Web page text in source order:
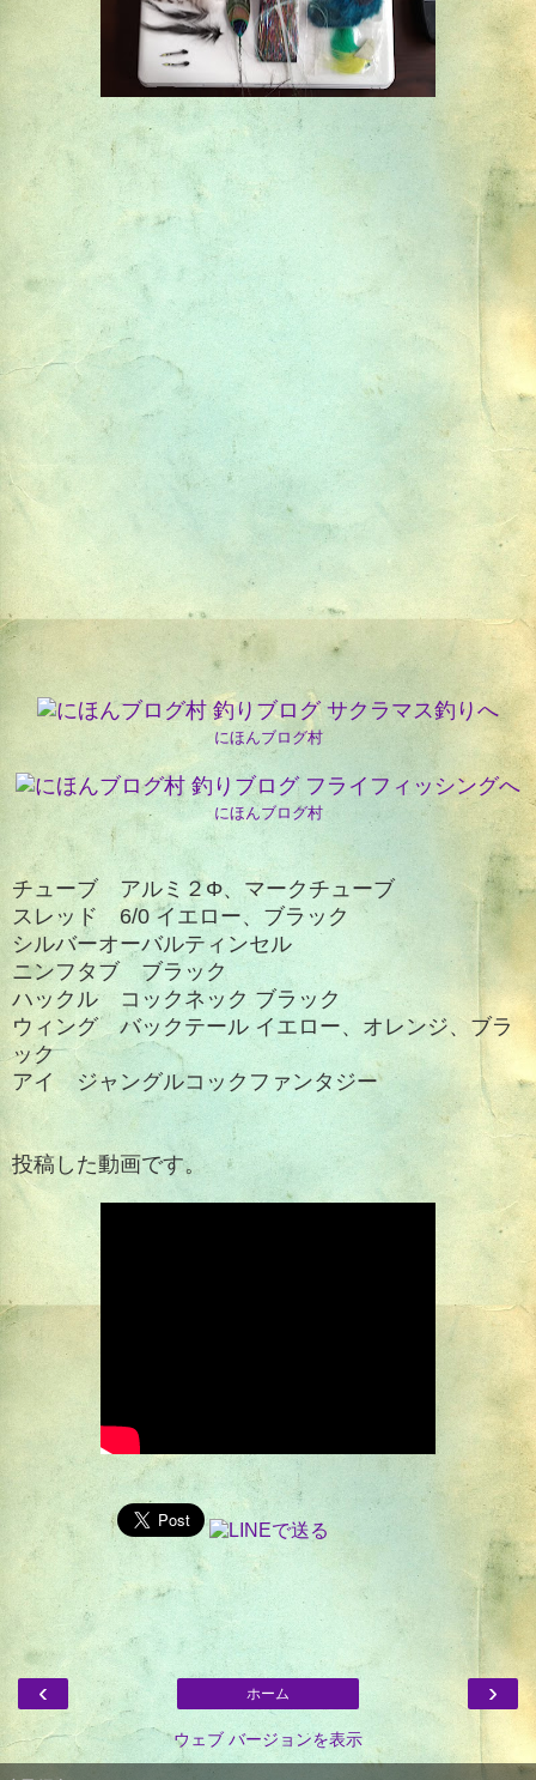
にほんブログ村
にほんブログ村
チューブ アルミ２Φ、マークチューブ
スレッド 6/0 イエロー、ブラック
シルバーオーバルティンセル
ニンフタブ ブラック
ハックル コックネック ブラック
ウィング バックテール イエロー、オレンジ、ブラ
ック
アイ ジャングルコックファンタジー
投稿した動画です。
‹ ›
ホーム
ウェブ バージョンを表示